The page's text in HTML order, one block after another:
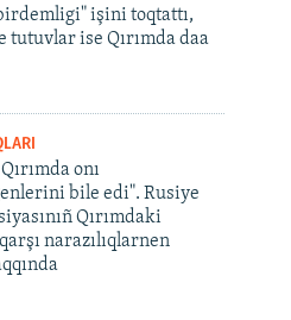
işini toqtattı,
tutuvlar ise Qırımda daa
onı
bile edi". Rusiye
Qırımdaki
narazılıqlarnen